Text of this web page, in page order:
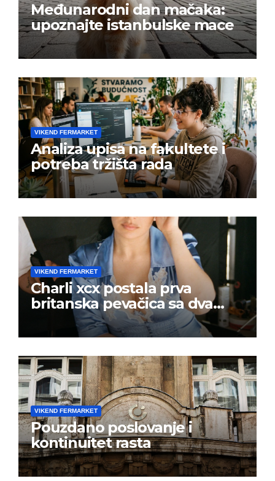
Međunarodni dan mačaka:
upoznajte istanbulske mace
VIKEND FERMARKET
Analiza upisa na fakultete i
potreba tržišta rada
VIKEND FERMARKET
Charli xcx postala prva
britanska pevačica sa dva
albuma na prvom mestu u
istoj kalendarskoj godini
VIKEND FERMARKET
Pouzdano poslovanje i
kontinuitet rasta